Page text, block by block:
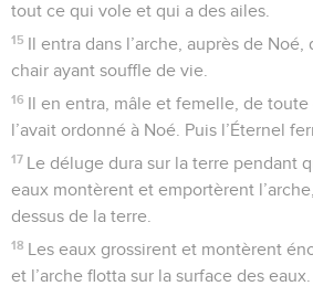
tout ce qui vole et qui a des ailes.
15 Il entra dans l’arche, auprès de
chair ayant souffle de vie.
16 Il en entra, mâle et femelle, de toute
l’avait ordonné à Noé. Puis l’Éternel
17 Le déluge dura sur la terre pendant
eaux montèrent et emportèrent
dessus de la terre.
18 Les eaux grossirent et montèrent
et l’arche flotta sur la surface des eaux.